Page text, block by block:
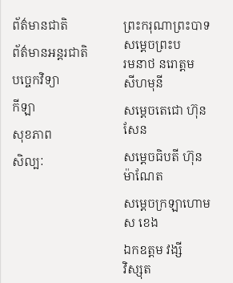
ព័ត៌មានជាតិ
ព័ត៌មានអន្តរជាតិ
បច្ចេកវិទ្យា
កីឡា
សុខភាព
សិល្បៈ
ព្រះករុណាព្រះបាទ
សម្តេចព្រះប
រមនាថ នរោត្តម
សីហមុនី
សម្តេចតេជោ ហ៊ុន
សែន
សម្ដេចធិបតី ហ៊ុន
ម៉ាណែត
សម្ដេចក្រឡាហោម
ស ខេង
ឯកឧត្តម វង្សី
វិស្សុត